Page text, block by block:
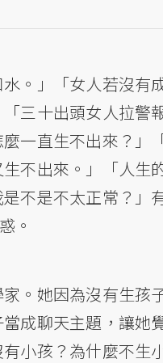
。」「女人若沒有
三十出頭女人拉警
一直生不出來？」
不出來。」「人生
不是不太正常？」
。
。她因為沒有生孩
成聊天主題，讓她
小孩？為什麼不生